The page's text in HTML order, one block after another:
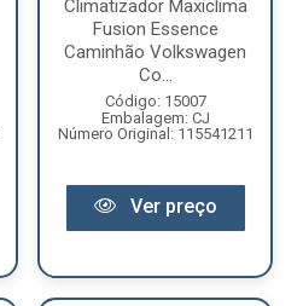
Climatizador Maxiclima
Fusion Essence
Caminhão Volkswagen
Co...
Código: 15007
Embalagem: CJ
Número Original: 115541211
Ver preço